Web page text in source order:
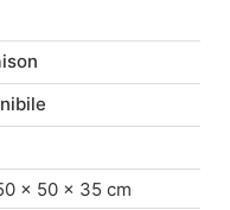
€.
× 50 × 35 cm